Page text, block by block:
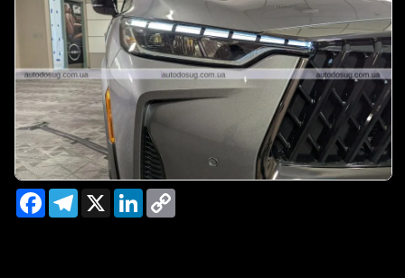
FacebookTelegram
X LinkedIn